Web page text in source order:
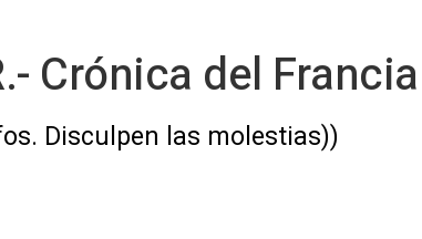
Crónica del
Disculpen las molestias))